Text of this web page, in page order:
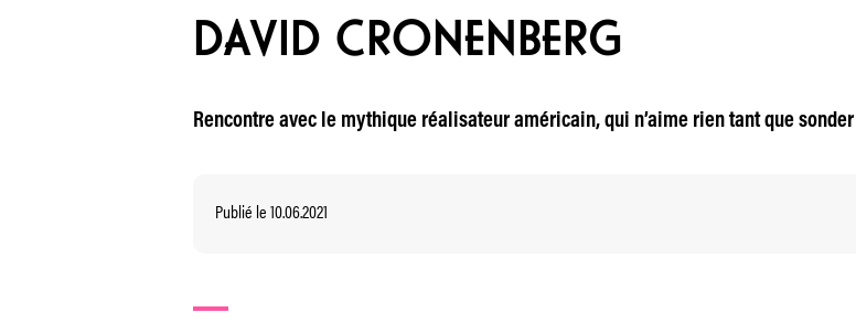
DAVID CRONENBERG
Rencontre avec le mythique réalisateur américain, qui n’aime rien tant que
Publié le 10.06.2021